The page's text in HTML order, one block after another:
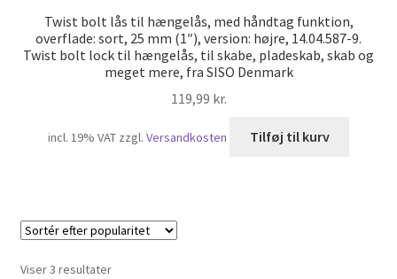
Twist bolt lås til hængelås, med håndtag funktion,
overflade: sort, 25 mm (1″), version: højre, 14.04.587-9.
Twist bolt lock til hængelås, til skabe, pladeskab, skab og
meget mere, fra SISO Denmark
119,99 kr.
incl. 19% VAT zzgl. Versandkosten Tilføj til kurv
Viser 3 resultaterSorteret